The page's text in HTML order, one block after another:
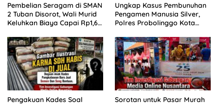
Pembelian Seragam di SMAN
2 Tuban Disorot, Wali Murid
Keluhkan Biaya Capai Rp1,6
Ungkap Kasus Pembunuhan
Pengamen Manusia Silver,
Polres Probolinggo Kota
Pengakuan Kades Soal
Sorotan untuk Pasar Murah